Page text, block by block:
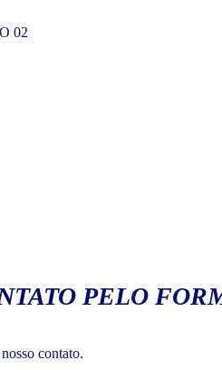
02
PELO
contato.